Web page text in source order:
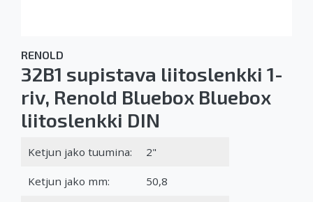
RENOLD
32B1 supistava liitoslenkki 1-
riv, Renold Bluebox Bluebox
liitoslenkki DIN
Ketjun jako tuumina: 2"
Ketjun jako mm: 50,8